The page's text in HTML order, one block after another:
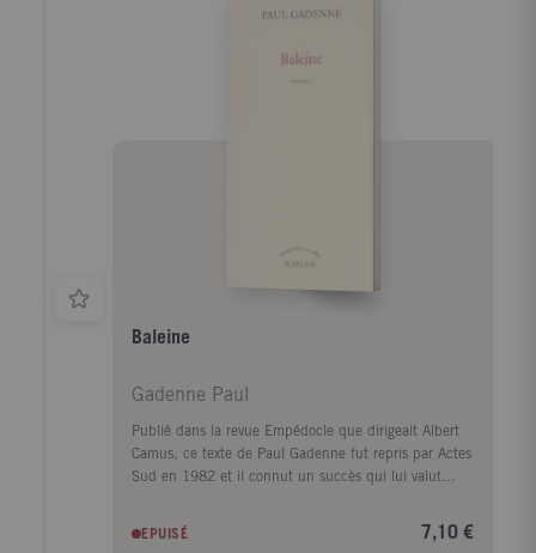
ballet fantasque de l'amitié et de l'ennui. La mort
la clef de ces difficultés, et son amie ne fait que se
Baleine
Gadenne Paul
Publié dans la revue Empédocle que dirigeait Albert
Camus, ce texte de Paul Gadenne fut repris par Actes
Sud en 1982 et il connut un succès qui lui valut
correspond avec la parution du 150e numéro de la
collection "un endroit où aller", créée en 1995 avec le
EPUISÉ 7,10 €